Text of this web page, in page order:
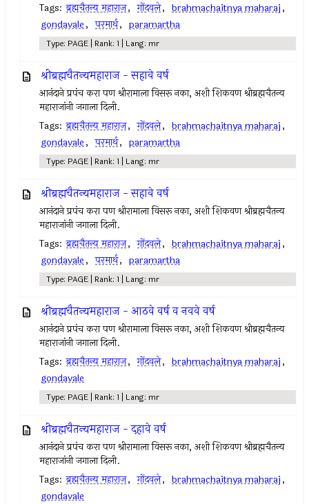
Tags: ब्रह्मचैतन्य महाराज, गोंदवले, brahmachaitnya maharaj,
gondavale, परमार्थ, paramartha
Type: PAGE | Rank: 1 | Lang: mr
श्रीब्रह्मचैतन्यमहाराज - सहावे वर्ष
आनंदाने प्रपंच करा पण श्रीरामाला विसरू नका, अशी शिकवण श्रीब्रह्मचैतन्य
महाराजांनी जगाला दिली.
Tags: ब्रह्मचैतन्य महाराज, गोंदवले, brahmachaitnya maharaj,
gondavale, परमार्थ, paramartha
Type: PAGE | Rank: 1 | Lang: mr
श्रीब्रह्मचैतन्यमहाराज - सहावे वर्ष
आनंदाने प्रपंच करा पण श्रीरामाला विसरू नका, अशी शिकवण श्रीब्रह्मचैतन्य
महाराजांनी जगाला दिली.
Tags: ब्रह्मचैतन्य महाराज, गोंदवले, brahmachaitnya maharaj,
gondavale, परमार्थ, paramartha
Type: PAGE | Rank: 1 | Lang: mr
श्रीब्रह्मचैतन्यमहाराज - आठवे वर्ष व नववे वर्ष
आनंदाने प्रपंच करा पण श्रीरामाला विसरू नका, अशी शिकवण श्रीब्रह्मचैतन्य
महाराजांनी जगाला दिली.
Tags: ब्रह्मचैतन्य महाराज, गोंदवले, brahmachaitnya maharaj,
gondavale
Type: PAGE | Rank: 1 | Lang: mr
श्रीब्रह्मचैतन्यमहाराज - दहावे वर्ष
आनंदाने प्रपंच करा पण श्रीरामाला विसरू नका, अशी शिकवण श्रीब्रह्मचैतन्य
महाराजांनी जगाला दिली.
Tags: ब्रह्मचैतन्य महाराज, गोंदवले, brahmachaitnya maharaj,
gondavale